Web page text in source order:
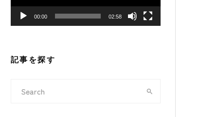
00:00 02:58
記事を探す